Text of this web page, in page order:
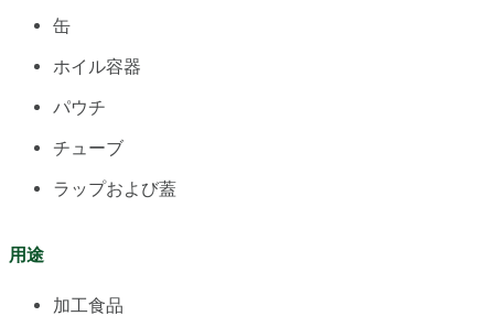
缶
ホイル容器
パウチ
チューブ
ラップおよび蓋
用途
加工食品